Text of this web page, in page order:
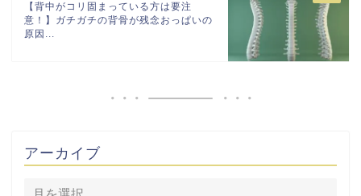
【背中がコリ固まっている方は要注
意！】ガチガチの背骨が残念おっぱいの
原因...
アーカイブ